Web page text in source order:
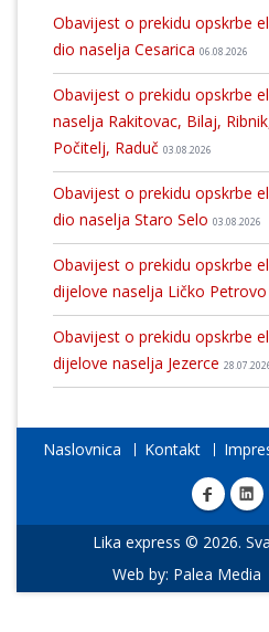
Obavijest o prekidu opskrbe
dio naselja Cesarica 06.08.2026
Obavijest o prekidu opskrbe
naselja Rakitovac, Bilaj,
Počitelj, Raduč 03.08.2026
Obavijest o prekidu opskrbe
dio naselja Staro Selo 03.08.2026
Obavijest o prekidu opskrbe
dijelove naselja Ličko
Obavijest o prekidu opskrbe
dijelove naselja Jezerce
Naslovnica Kontakt
Lika express © 2026.
Web by: Palea Media